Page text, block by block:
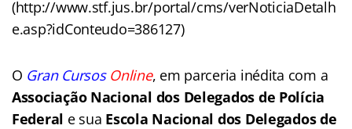
(http://www.stf.jus.br/portal/cms/verNoticiaDetalh
e.asp?idConteudo=386127)
O Gran Cursos Online, em parceria inédita com a
Associação Nacional dos Delegados de Polícia
Federal e sua Escola Nacional dos Delegados de